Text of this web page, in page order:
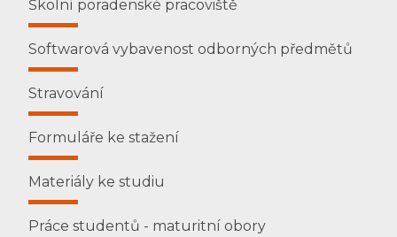
Školní poradenské pracoviště
Softwarová vybavenost odborných předmětů
Stravování
Formuláře ke stažení
Materiály ke studiu
Práce studentů - maturitní obory